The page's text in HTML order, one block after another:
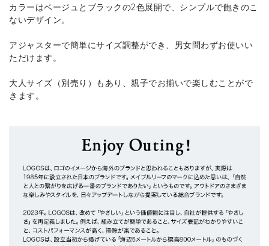
カラーはベージュとブラックの2色展開で、シンプルで飽きのこ
ないデザイン。
アジャスターで簡単にサイズ調整ができ、男女問わずお使いい
ただけます。
大人サイズ（別売り）もあり、親子でお揃いで楽しむことがで
きます。